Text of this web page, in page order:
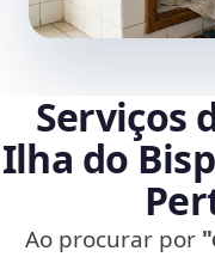
Serviços
Ilha do
Ao procurar por